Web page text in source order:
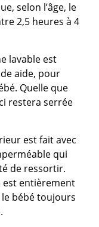
selon l’âge, le
2,5 heures à 4
lavable est
aide, pour
Quelle que
restera serrée
est fait avec
qui
de ressortir.
est entièrement
bébé toujours